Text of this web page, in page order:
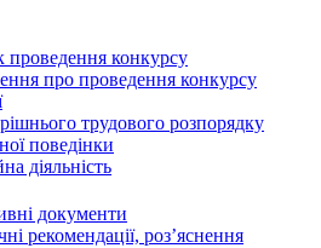
проведення конкурсу
про проведення конкурсу
трудового розпорядку
поведінки
діяльність
документи
рекомендації, роз’яснення